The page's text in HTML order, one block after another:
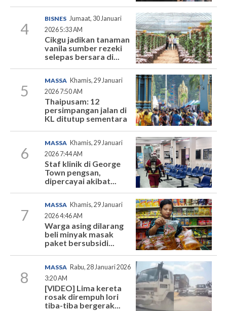
4
BISNES Jumaat, 30 Januari
2026 5:33 AM
Cikgu jadikan tanaman
vanila sumber rezeki
selepas bersara di...
5
MASSA Khamis, 29 Januari
2026 7:50 AM
Thaipusam: 12
persimpangan jalan di
KL ditutup sementara
6
MASSA Khamis, 29 Januari
2026 7:44 AM
Staf klinik di George
Town pengsan,
dipercayai akibat...
7
MASSA Khamis, 29 Januari
2026 4:46 AM
Warga asing dilarang
beli minyak masak
paket bersubsidi...
8
MASSA Rabu, 28 Januari 2026
3:20 AM
[VIDEO] Lima kereta
rosak dirempuh lori
tiba-tiba bergerak...